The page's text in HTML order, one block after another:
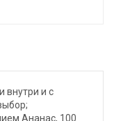
внутри и с
Ананас, 100